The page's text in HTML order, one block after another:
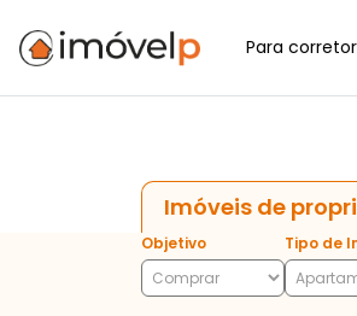
Para
Imóveis de
Objetivo Tipo de